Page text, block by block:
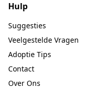
Hulp
Suggesties
Veelgestelde Vragen
Adoptie Tips
Contact
Over Ons